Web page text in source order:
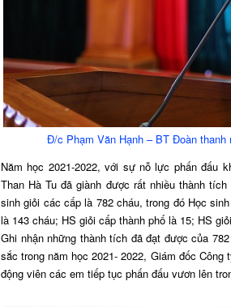
Đ/c Phạm Văn Hạnh – BT Đoàn
Năm học 2021-2022, với sự nỗ lực phấn đấu
Than Hà Tu đã giành được rất nhiều thành
sinh giỏi các cấp là 782 cháu, trong đó Học
là 143 cháu; HS giỏi cấp thành phố là 15; HS
Ghi nhận những thành tích đã đạt được của
sắc trong năm học 2021- 2022, Giám đốc
động viên các em tiếp tục phấn đấu vươn lên